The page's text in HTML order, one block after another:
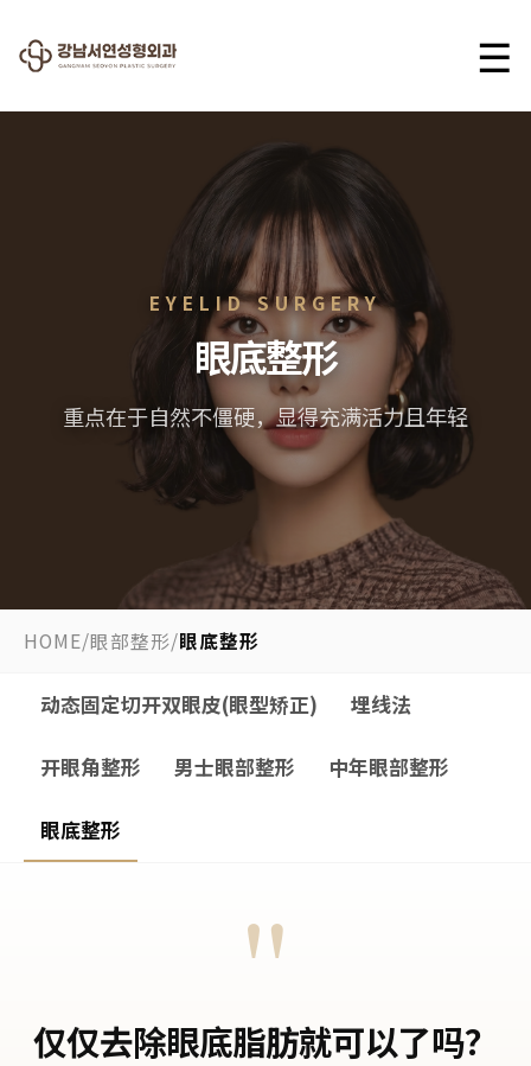
☰
EYELID SURGERY
眼底整形
重点在于自然不僵硬，显得充满活力且年轻
HOME/眼部整形/眼底整形
动态固定切开双眼皮(眼型矫正) 埋线法
开眼角整形 男士眼部整形 中年眼部整形
眼底整形
"
仅仅去除眼底脂肪就可以了吗？